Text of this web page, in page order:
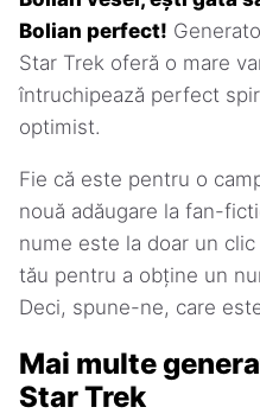
Bolian perfect!
Star Trek oferă o mare
întruchipează perfect
optimist.
Fie că este pentru o
nouă adăugare la fan-
nume este la doar un
tău pentru a obține un
Deci, spune-ne, care
Mai multe
Star Trek